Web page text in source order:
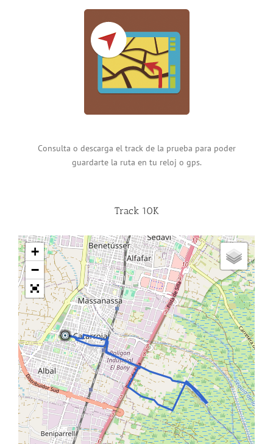
Consulta o descarga el track de la prueba para poder
guardarte la ruta en tu reloj o gps.
Track 10K
+
−